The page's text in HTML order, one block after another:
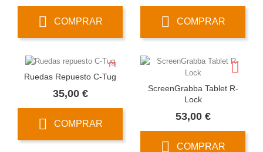
COMPRAR COMPRAR
Ruedas Repuesto C-Tug
35,00 €Precio
COMPRAR
ScreenGrabba Tablet R-
Lock
53,00 €Precio
COMPRAR